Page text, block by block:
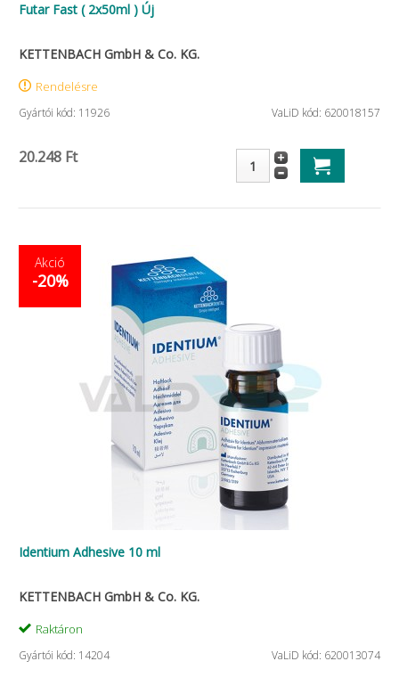
Futar Fast ( 2x50ml ) Új
KETTENBACH GmbH & Co. KG.
Rendelésre
Gyártói kód: 11926 VaLiD kód: 620018157
20.248 Ft
Akció
-20%
Identium Adhesive 10 ml
KETTENBACH GmbH & Co. KG.
Raktáron
Gyártói kód: 14204 VaLiD kód: 620013074